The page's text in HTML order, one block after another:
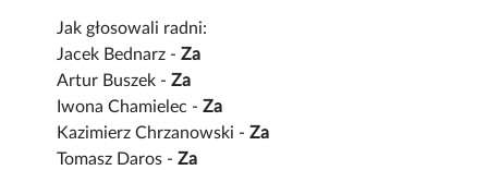
Jak głosowali radni:
Jacek Bednarz -Za
Artur Buszek -Za
Iwona Chamielec -Za
Kazimierz Chrzanowski -Za
Tomasz Daros -Za